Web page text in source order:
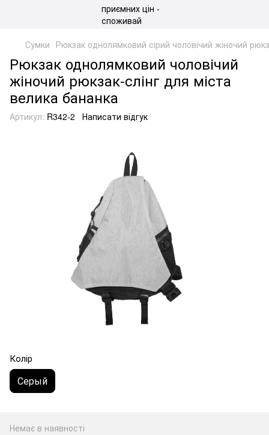
Сумки Рюкзак однолямковий сірий чоловічий жіночий
Рюкзак однолямковий чоловічий
жіночий рюкзак-слінг для міста
велика бананка
Артикул: R342-2 Написати відгук
Колір
Серый
Немає в наявності